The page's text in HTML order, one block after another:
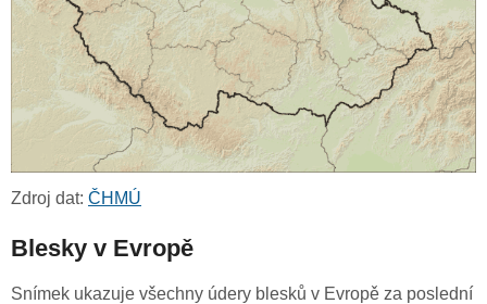
Zdroj dat: ČHMÚ
Blesky v Evropě
Snímek ukazuje všechny údery blesků v Evropě za poslední